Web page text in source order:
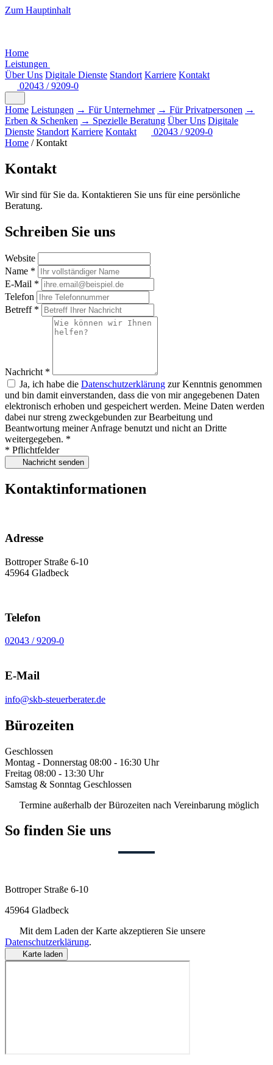
Zum Hauptinhalt
Home
Leistungen
Über Uns Digitale Dienste Standort Karriere Kontakt
02043 / 9209-0
Home Leistungen → Für Unternehmer → Für Privatpersonen →
Erben & Schenken → Spezielle Beratung Über Uns Digitale
Dienste Standort Karriere Kontakt
02043 / 9209-0
Home / Kontakt
Kontakt
Wir sind für Sie da. Kontaktieren Sie uns für eine persönliche
Beratung.
Schreiben Sie uns
Website
Name *
E-Mail *
Telefon
Betreff *
Nachricht *
Ja, ich habe die Datenschutzerklärung zur Kenntnis genommen
und bin damit einverstanden, dass die von mir angegebenen Daten
elektronisch erhoben und gespeichert werden. Meine Daten werden
dabei nur streng zweckgebunden zur Bearbeitung und
Beantwortung meiner Anfrage benutzt und nicht an Dritte
weitergegeben. *
* Pflichtfelder
Nachricht senden
Kontaktinformationen
Adresse
Bottroper Straße 6-10
45964 Gladbeck
Telefon
02043 / 9209-0
E-Mail
info@skb-steuerberater.de
Bürozeiten
Geschlossen
Montag - Donnerstag 08:00 - 16:30 Uhr
Freitag 08:00 - 13:30 Uhr
Samstag & Sonntag Geschlossen
Termine außerhalb der Bürozeiten nach Vereinbarung möglich
So finden Sie uns
Bottroper Straße 6-10
45964 Gladbeck
Mit dem Laden der Karte akzeptieren Sie unsere
Datenschutzerklärung.
Karte laden